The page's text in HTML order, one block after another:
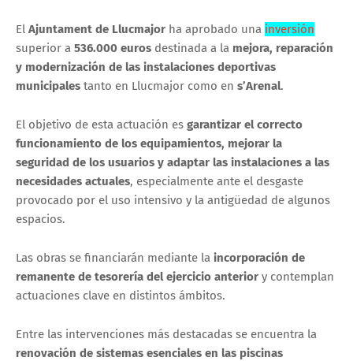
El Ajuntament de Llucmajor ha aprobado una inversión
superior a 536.000 euros destinada a la mejora, reparación
y modernización de las instalaciones deportivas
municipales tanto en Llucmajor como en s’Arenal.
El objetivo de esta actuación es garantizar el correcto
funcionamiento de los equipamientos, mejorar la
seguridad de los usuarios y adaptar las instalaciones a las
necesidades actuales, especialmente ante el desgaste
provocado por el uso intensivo y la antigüedad de algunos
espacios.
Las obras se financiarán mediante la incorporación de
remanente de tesorería del ejercicio anterior y contemplan
actuaciones clave en distintos ámbitos.
Entre las intervenciones más destacadas se encuentra la
renovación de sistemas esenciales en las piscinas